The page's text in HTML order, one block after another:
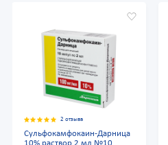
2 отзыва
Сульфокамфокаин-Дарница